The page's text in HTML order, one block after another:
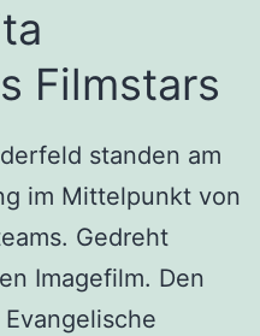
Filmstars
standen am
im Mittelpunkt von
Gedreht
Imagefilm. Den